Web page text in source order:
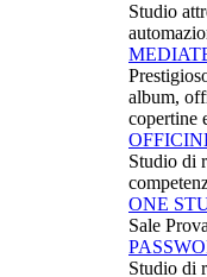
Studio
album,
copertine
Studio di
ONE
Sale
Studio di